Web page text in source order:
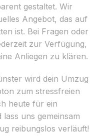
gestaltet. Wir
Angebot, das auf
ist. Bei Fragen oder
zur Verfügung,
Anliegen zu klären.
wird dein Umzug
zum stressfreien
heute für ein
uns gemeinsam
reibungslos verläuft!